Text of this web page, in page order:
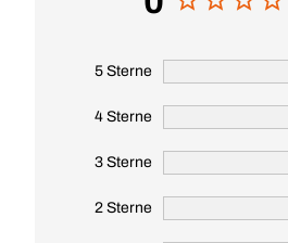
5 Sterne
4 Sterne
3 Sterne
2 Sterne